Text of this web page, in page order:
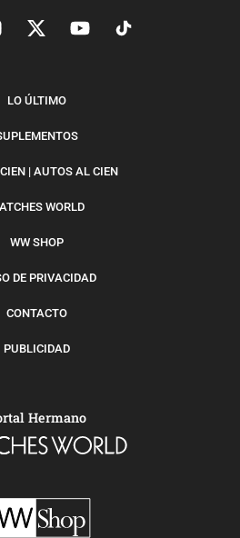
LO ÚLTIMO
| AUTOS AL CIEN
WORLD
WW SHOP
DE PRIVACIDAD
CONTACTO
PUBLICIDAD
Hermano